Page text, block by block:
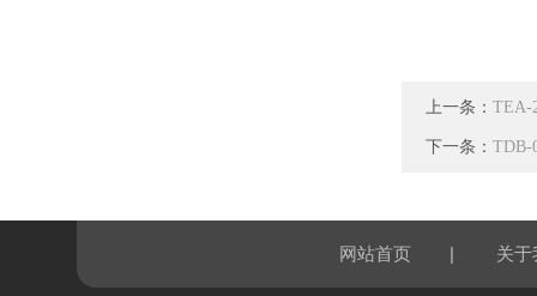
上一条： TEA-
下一条： TDB-
网站首页 | 关于